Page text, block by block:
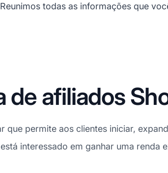
todas as informações que
de afiliados
permite aos clientes iniciar,
interessado em ganhar uma renda